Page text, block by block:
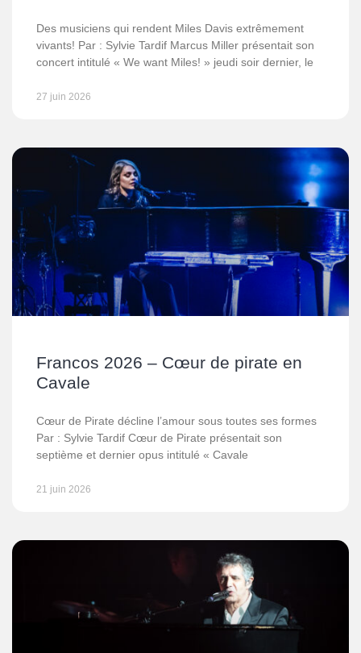
Des musiciens qui rendent Miles Davis extrêmement
vivants! Par : Sylvie Tardif Marcus Miller présentait son
concert intitulé « We want Miles! » jeudi soir dernier, le
27 juin 2026
Francos 2026 – Cœur de pirate en
Cavale
Cœur de Pirate décline l’amour sous toutes ses formes
Par : Sylvie Tardif Cœur de Pirate présentait son
septième et dernier opus intitulé « Cavale
21 juin 2026